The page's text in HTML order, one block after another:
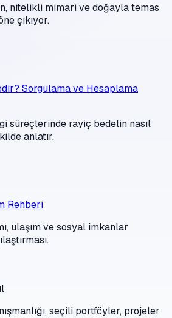
nitelikli mimari ve doğayla temas
çıkıyor.
Sorgulama ve Hesaplama
süreçlerinde rayiç bedelin nasıl
anlatır.
Rehberi
ulaşım ve sosyal imkanlar
seçili portföyler, projeler